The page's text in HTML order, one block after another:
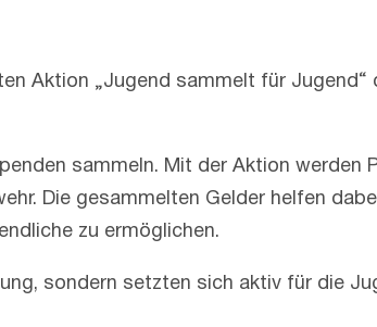
Aktion „Jugend sammelt für Jugend“
sammeln. Mit der Aktion werden
Die gesammelten Gelder helfen
zu ermöglichen.
sondern setzten sich aktiv für die